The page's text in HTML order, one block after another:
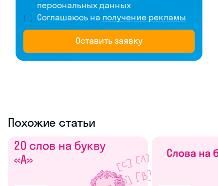
персональных данных
Соглашаюсь на получение рекламы
Оставить заявку
Похожие статьи